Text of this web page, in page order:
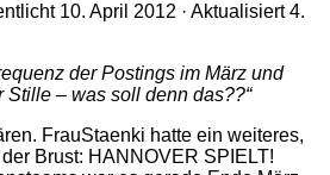
10. April 2012 · Aktualisiert4.
der Postings im März und
– was soll denn das??“
FrauStaenki hatte ein weiteres,
Brust: HANNOVER SPIELT!